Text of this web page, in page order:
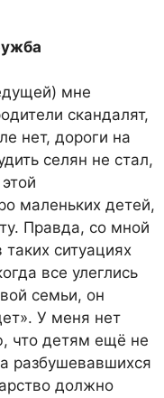
мне
скандалят,
нет, дороги на
селян не стал,
маленьких детей,
Правда, со мной
таких ситуациях
все улеглись
семьи, он
У меня нет
что детям ещё не
разбушевавшихся
должно